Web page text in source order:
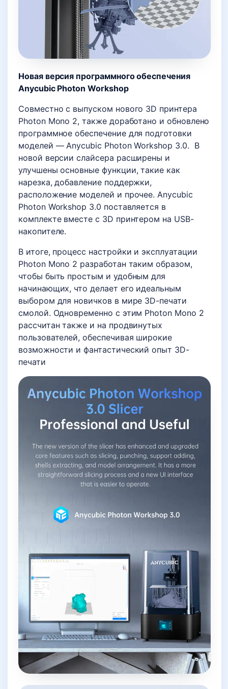
Новая версия программного обеспечения
Anycubic Photon Workshop
Совместно с выпуском нового 3D принтера
Photon Mono 2, также доработано и обновлено
программное обеспечение для подготовки
моделей — Anycubic Photon Workshop 3.0. В
новой версии слайсера расширены и
улучшены основные функции, такие как
нарезка, добавление поддержки,
расположение моделей и прочее. Anycubic
Photon Workshop 3.0 поставляется в
комплекте вместе с 3D принтером на USB-
накопителе.
В итоге, процесс настройки и эксплуатации
Photon Mono 2 разработан таким образом,
чтобы быть простым и удобным для
начинающих, что делает его идеальным
выбором для новичков в мире 3D-печати
смолой. Одновременно с этим Photon Mono 2
рассчитан также и на продвинутых
пользователей, обеспечивая широкие
возможности и фантастический опыт 3D-
печати